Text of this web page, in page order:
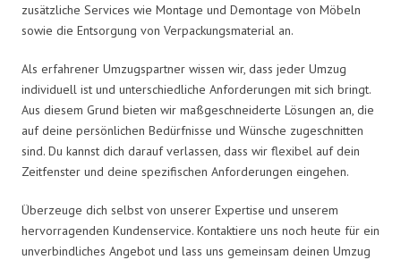
zusätzliche Services wie Montage und Demontage von Möbeln
sowie die Entsorgung von Verpackungsmaterial an.
Als erfahrener Umzugspartner wissen wir, dass jeder Umzug
individuell ist und unterschiedliche Anforderungen mit sich bringt.
Aus diesem Grund bieten wir maßgeschneiderte Lösungen an, die
auf deine persönlichen Bedürfnisse und Wünsche zugeschnitten
sind. Du kannst dich darauf verlassen, dass wir flexibel auf dein
Zeitfenster und deine spezifischen Anforderungen eingehen.
Überzeuge dich selbst von unserer Expertise und unserem
hervorragenden Kundenservice. Kontaktiere uns noch heute für ein
unverbindliches Angebot und lass uns gemeinsam deinen Umzug